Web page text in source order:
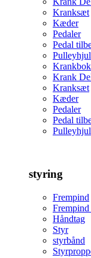
Kranksæt
Kæder
Pedaler
Pedal
Pulleyhjul
Krank
Kranksæt
Kæder
Pedaler
Pedal
Pulleyhjul
styring
Frempind
Frempind
Håndtag
Styr
styrbånd